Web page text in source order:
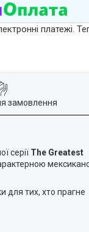
платежі.
замовлення
серії The Greatest
для тих, хто прагне